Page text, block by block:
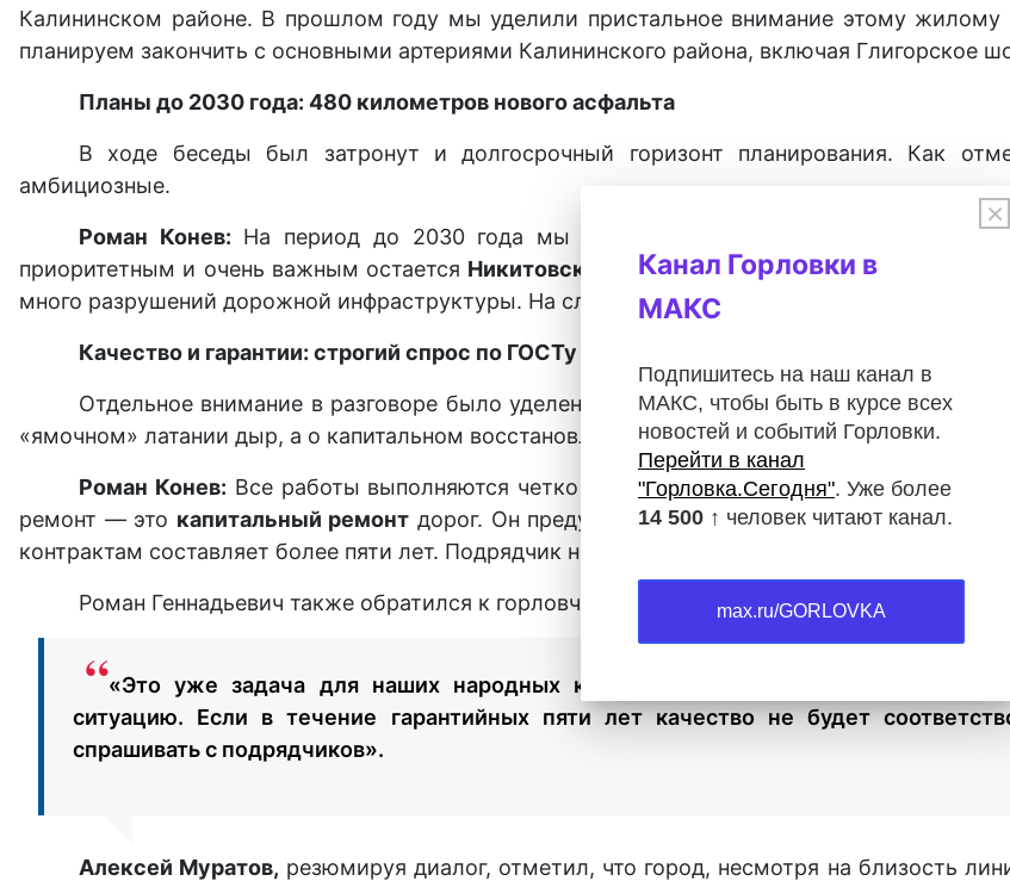
Калининском районе. В прошлом году мы уделили пристальное внимание этому
планируем закончить с основными артериями Калининского района, включая Глигорское
Планы до 2030 года: 480 километров нового асфальта
В ходе беседы был затронут и долгосрочный горизонт планирования. Как
амбициозные.
Роман Конев: На период до 2030 года мы хотим привести в порядок порядка
приоритетным и очень важным остается Никитовский район. Он больше всего пострадал
много разрушений дорожной инфраструктуры. На следующий год мы планируем зайти
Качество и гарантии: строгий спрос по ГОСТу
Отдельное внимание в разговоре было уделено качеству выполняемых ремонтов.
«ямочном» латании дыр, а о капитальном восстановлении полотна.
Роман Конев: Все работы выполняются четко в соответствии с российскими
ремонт — это капитальный ремонт дорог. Он предусматривает укладку асфальтового
контрактам составляет более пяти лет. Подрядчик несет полную ответственность.
Роман Геннадьевич также обратился к горловчанам с просьбой проявлять активную
«Это уже задача для наших народных контролеров. Все знают проспект
ситуацию. Если в течение гарантийных пяти лет качество не будет
спрашивать с подрядчиков».
Алексей Муратов, резюмируя диалог, отметил, что город, несмотря на близость
×
Канал Горловки в
МАКС
Подпишитесь на наш канал в
МАКС, чтобы быть в курсе всех
новостей и событий Горловки.
Перейти в канал
"Горловка.Сегодня". Уже более
14 500 ↑ человек читают канал.
max.ru/GORLOVKA